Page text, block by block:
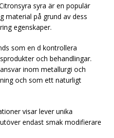
syra är en populär
material på grund av dess
egenskaper.
som en d kontrollera
och behandlingar.
inom metallurgi och
och som ett naturligt
visar lever unika
endast smak modifierare